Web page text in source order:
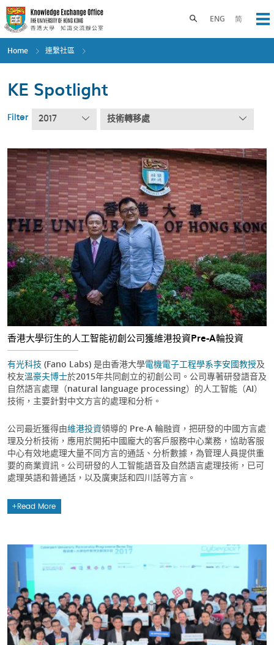
Skip
to
main
content
ENG 简
Toggle search panel
Home 連繫社區
KE Spotlight
Filter 2017 技術轉移處
香港大學衍生的人工智能初創公司獲維港投資Pre-A輪投資
有光科技 (Fano Labs) 是由香港大學電機電子工程學系李安國教授及
校友溫豪夫博士於2015年共同創立的初創公司。公司專著研發語音及
自然語言處理（natural language processing）的人工智能（AI）
技術，主要針對中文方言的處理和分析。
公司最近獲得由維港投資領導的 Pre-A 輪融資，把研發的中國方言處
理及分析技術，應用於開拓中國龐大的客戶服務中心業務，協助客服
中心有效地處理大量不同方言的通話、分析數據，為管理人員提供重
要的商業資訊。公司研發的人工智能語音及自然語言處理技術，已可
處理英語和普通話，以及廣東話和四川話等方言。
Read More